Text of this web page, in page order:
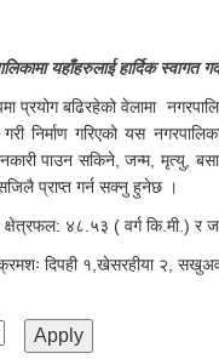
यहाँहरुलाई हार्दिक स्वागत
प्रयोग बढिरहेको वेलामा
निर्माण गरिएको यस
पाउन सकिने, जन्म, मृत्यु,
प्राप्त गर्न सक्नु हुनेछ ।
४८.५३ ( वर्ग कि.मी.) र
दिपही १,खेसरहीया २, सखुअवा